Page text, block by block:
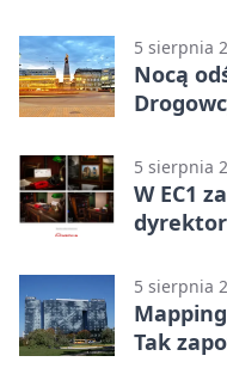
5 sierpnia
Nocą
5 sierpnia
W EC1
5 sierpnia
Tak